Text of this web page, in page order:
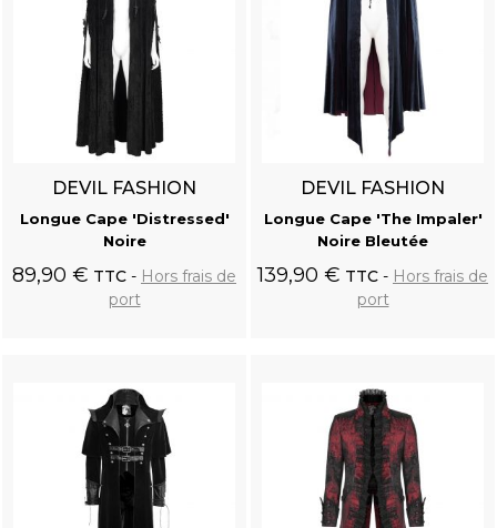
DEVIL FASHION
Longue Cape 'Distressed'
Noire
89,90 € TTC
Hors frais de
port
DEVIL FASHION
Longue Cape 'The Impaler'
Noire Bleutée
139,90 € TTC
Hors frais de
port